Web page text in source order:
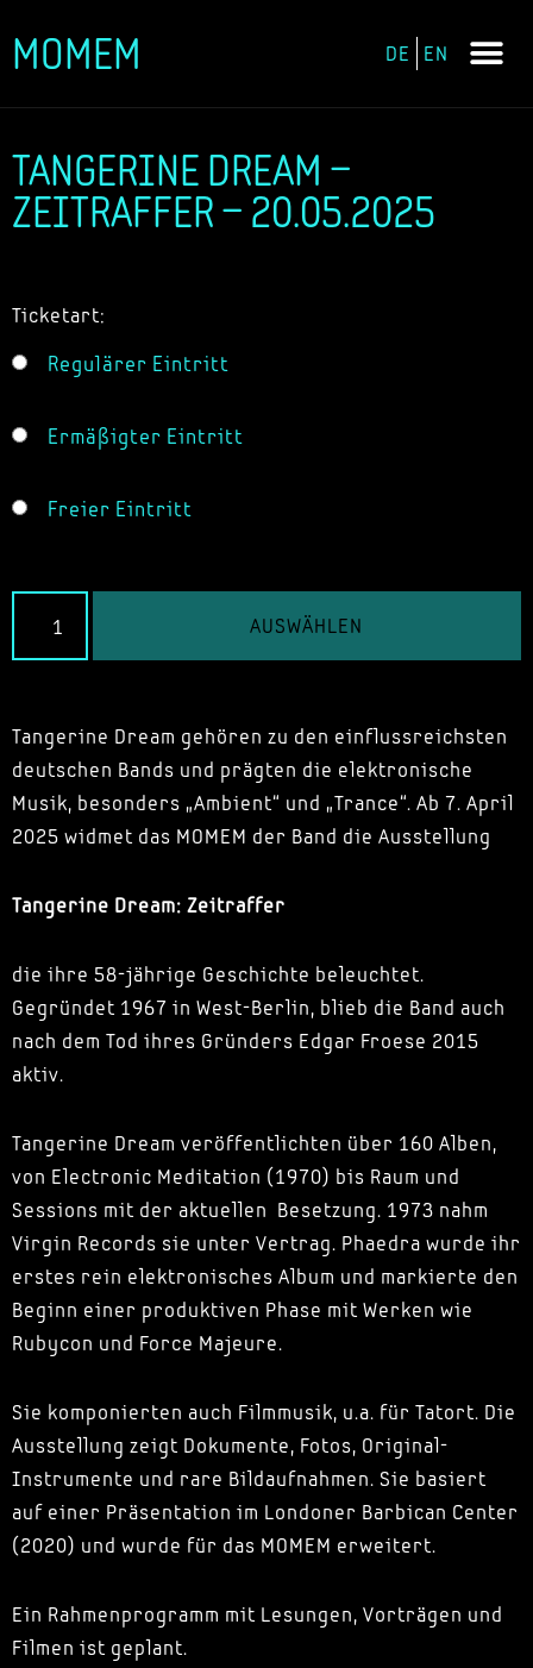
Zum
MOMEM DE EN
TANGERINE DREAM –
ZEITRAFFER – 20.05.2025
Ticketart:
Regulärer Eintritt
Ermäßigter Eintritt
Freier Eintritt
AUSWÄHLEN
Tangerine Dream gehören zu den einflussreichsten
deutschen Bands und prägten die elektronische
Musik, besonders „Ambient“ und „Trance“. Ab 7. April
2025 widmet das MOMEM der Band die Ausstellung
Tangerine Dream: Zeitraffer
die ihre 58-jährige Geschichte beleuchtet.
Gegründet 1967 in West-Berlin, blieb die Band auch
nach dem Tod ihres Gründers Edgar Froese 2015
aktiv.
Tangerine Dream veröffentlichten über 160 Alben,
von Electronic Meditation (1970) bis Raum und
Sessions mit der aktuellen Besetzung. 1973 nahm
Virgin Records sie unter Vertrag. Phaedra wurde ihr
erstes rein elektronisches Album und markierte den
Beginn einer produktiven Phase mit Werken wie
Rubycon und Force Majeure.
Sie komponierten auch Filmmusik, u.a. für Tatort. Die
Ausstellung zeigt Dokumente, Fotos, Original-
Instrumente und rare Bildaufnahmen. Sie basiert
auf einer Präsentation im Londoner Barbican Center
(2020) und wurde für das MOMEM erweitert.
Ein Rahmenprogramm mit Lesungen, Vorträgen und
Filmen ist geplant.